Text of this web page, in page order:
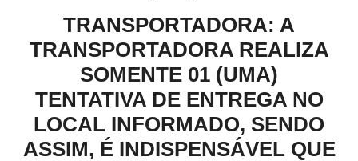
TRANSPORTADORA: A
TRANSPORTADORA REALIZA
SOMENTE 01 (UMA)
TENTATIVA DE ENTREGA NO
LOCAL INFORMADO, SENDO
ASSIM, É INDISPENSÁVEL QUE